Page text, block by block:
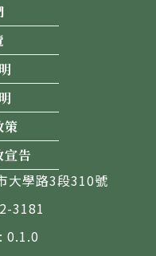
策
宣告
大學路3段310號
3181
0.1.0